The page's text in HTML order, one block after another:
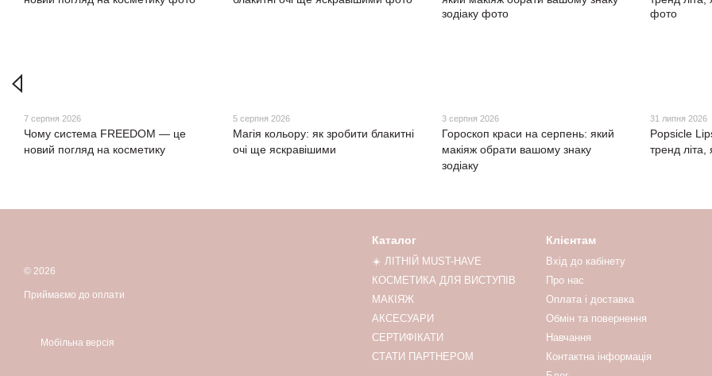
7 серпня 2026
Чому система FREEDOM — це
новий погляд на косметику
5 серпня 2026
Магія кольору: як зробити блакитні
очі ще яскравішими
3 серпня 2026
Гороскоп краси на серпень: який
макіяж обрати вашому знаку
зодіаку
31 липня 2026
Popsicle
тренд
© 2026
Приймаємо до оплати
Мобільна версія
Каталог
☀️ ЛІТНІЙ MUST-HAVE
КОСМЕТИКА ДЛЯ ВИСТУПІВ
МАКІЯЖ
АКСЕСУАРИ
СЕРТИФІКАТИ
СТАТИ ПАРТНЕРОМ
Клієнтам
Вхід до кабінету
Про нас
Оплата і доставка
Обмін та повернення
Навчання
Контактна інформація